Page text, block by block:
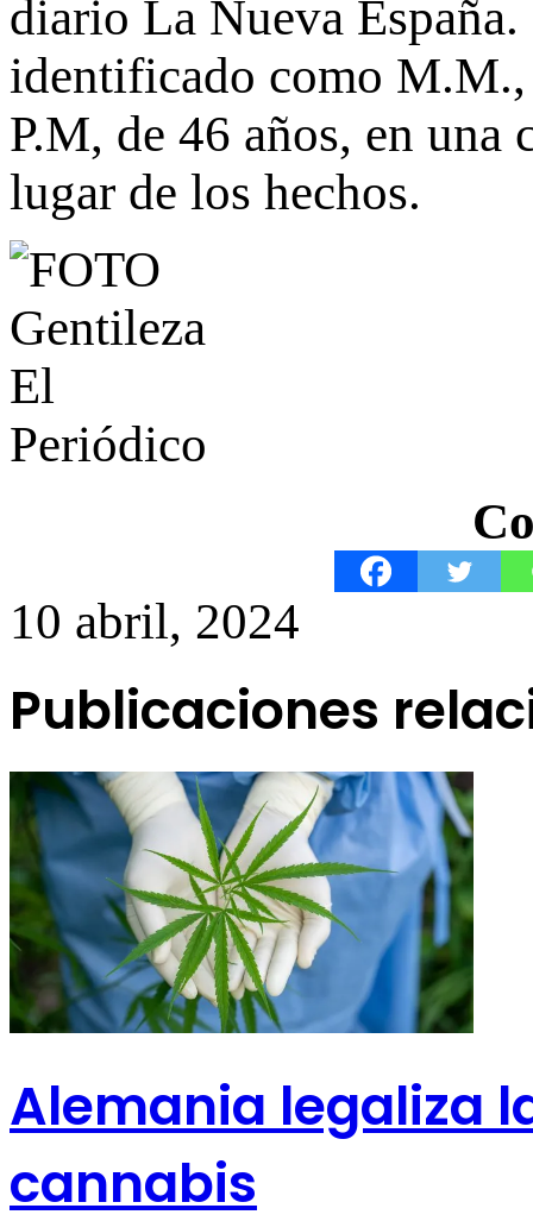
diario La Nueva
identificado como
P.M, de 46 años, en una
lugar de los hechos.
10 abril, 2024
Publicaciones
Alemania legaliza
cannabis